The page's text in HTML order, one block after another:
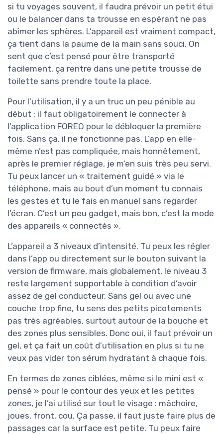
si tu voyages souvent, il faudra prévoir un petit étui
ou le balancer dans ta trousse en espérant ne pas
abîmer les sphères. L’appareil est vraiment compact,
ça tient dans la paume de la main sans souci. On
sent que c’est pensé pour être transporté
facilement, ça rentre dans une petite trousse de
toilette sans prendre toute la place.
Pour l’utilisation, il y a un truc un peu pénible au
début : il faut obligatoirement le connecter à
l’application FOREO pour le débloquer la première
fois. Sans ça, il ne fonctionne pas. L’app en elle-
même n’est pas compliquée, mais honnêtement,
après le premier réglage, je m’en suis très peu servi.
Tu peux lancer un « traitement guidé » via le
téléphone, mais au bout d’un moment tu connais
les gestes et tu le fais en manuel sans regarder
l’écran. C’est un peu gadget, mais bon, c’est la mode
des appareils « connectés ».
L’appareil a 3 niveaux d’intensité. Tu peux les régler
dans l’app ou directement sur le bouton suivant la
version de firmware, mais globalement, le niveau 3
reste largement supportable à condition d’avoir
assez de gel conducteur. Sans gel ou avec une
couche trop fine, tu sens des petits picotements
pas très agréables, surtout autour de la bouche et
des zones plus sensibles. Donc oui, il faut prévoir un
gel, et ça fait un coût d’utilisation en plus si tu ne
veux pas vider ton sérum hydratant à chaque fois.
En termes de zones ciblées, même si le mini est «
pensé » pour le contour des yeux et les petites
zones, je l’ai utilisé sur tout le visage : mâchoire,
joues, front, cou. Ça passe, il faut juste faire plus de
passages car la surface est petite. Tu peux faire